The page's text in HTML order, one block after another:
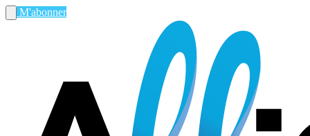
M'abonner